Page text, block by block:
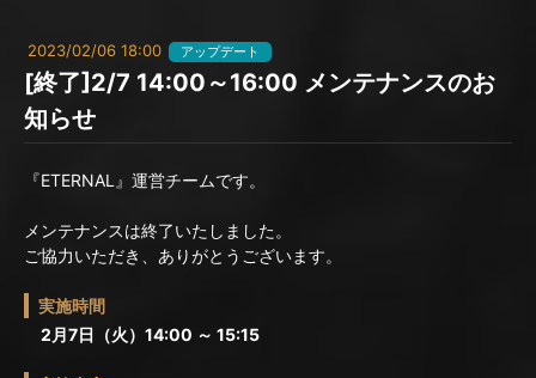
2023/02/06 18:00 アップデート
[終了]2/7 14:00～16:00 メンテナンスのお
知らせ
『ETERNAL』運営チームです。
メンテナンスは終了いたしました。
ご協力いただき、ありがとうございます。
実施時間
2月7日（火）14:00 ～ 15:15